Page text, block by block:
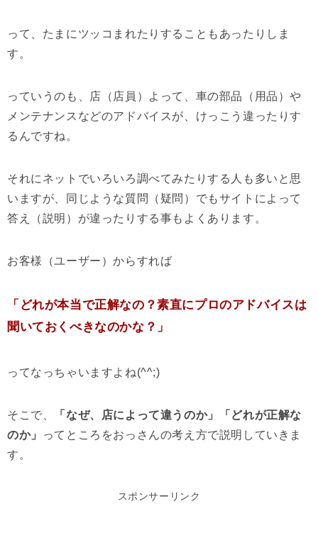
って、たまにツッコまれたりすることもあったりしま
す。
っていうのも、店（店員）よって、車の部品（用品）や
メンテナンスなどのアドバイスが、けっこう違ったりす
るんですね。
それにネットでいろいろ調べてみたりする人も多いと思
いますが、同じような質問（疑問）でもサイトによって
答え（説明）が違ったりする事もよくあります。
お客様（ユーザー）からすれば
「どれが本当で正解なの？素直にプロのアドバイスは
聞いておくべきなのかな？」
ってなっちゃいますよね(^^;)
そこで、
「なぜ、店によって違うのか」「どれが正解な
のか」
ってところをおっさんの考え方で説明していきま
す。
スポンサーリンク